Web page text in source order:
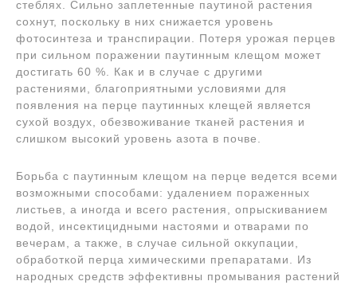
стеблях. Сильно заплетенные паутиной растения
сохнут, поскольку в них снижается уровень
фотосинтеза и транспирации. Потеря урожая перцев
при сильном поражении паутинным клещом может
достигать 60 %. Как и в случае с другими
растениями, благоприятными условиями для
появления на перце паутинных клещей является
сухой воздух, обезвоживание тканей растения и
слишком высокий уровень азота в почве.
Борьба с паутинным клещом на перце ведется всеми
возможными способами: удалением пораженных
листьев, а иногда и всего растения, опрыскиванием
водой, инсектицидными настоями и отварами по
вечерам, а также, в случае сильной оккупации,
обработкой перца химическими препаратами. Из
народных средств эффективны промывания растений